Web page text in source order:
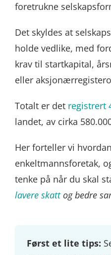
foretrukne
Det skyldes at
holde vedlike, med
krav til startkapital,
eller
Totalt er det registrert
landet, av cirka
Her forteller vi
enkeltmannsforetak,
tenke på når du skal
lavere skattog bedre
Først et lite tips: